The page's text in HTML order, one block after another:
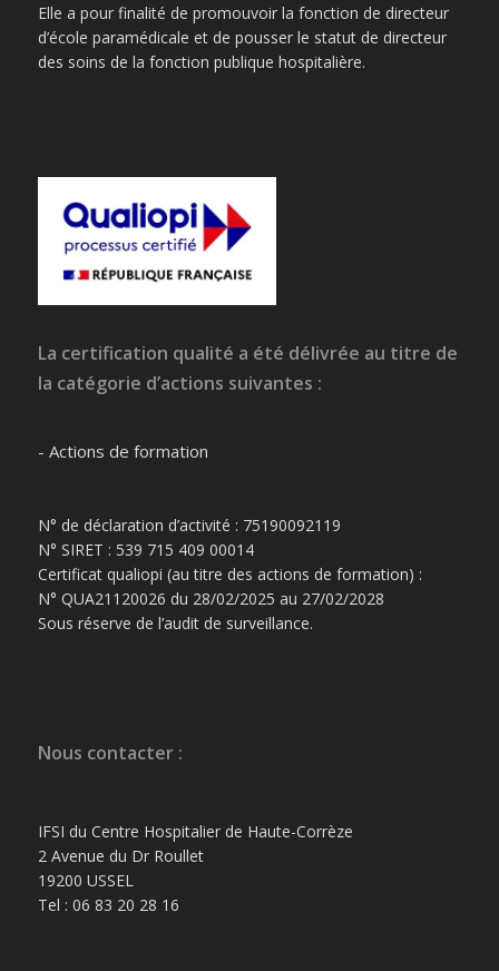
Elle a pour finalité de promouvoir la fonction de directeur
d’école paramédicale et de pousser le statut de directeur
des soins de la fonction publique hospitalière.
La certification qualité a été délivrée au titre de
la catégorie d’actions suivantes :
- Actions de formation
N° de déclaration d’activité : 75190092119
N° SIRET : 539 715 409 00014
Certificat qualiopi (au titre des actions de formation) :
N° QUA21120026 du 28/02/2025 au 27/02/2028
Sous réserve de l’audit de surveillance.
Nous contacter :
IFSI du Centre Hospitalier de Haute-Corrèze
2 Avenue du Dr Roullet
19200 USSEL
Tel : 06 83 20 28 16